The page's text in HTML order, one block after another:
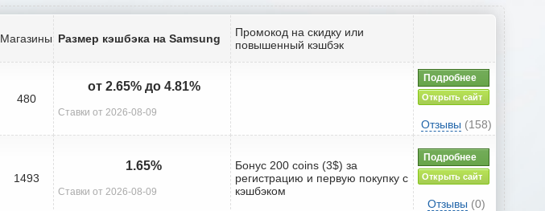
Магазины Размер кэшбэка на Samsung
Промокод на скидку или
повышенный кэшбэк
480
от 2.65% до 4.81%
Ставки от 2026-08-09
Подробнее
Открыть сайт
Отзывы (158)
1493
1.65%
Ставки от 2026-08-09
Бонус 200 coins (3$) за
регистрацию и первую покупку с
кэшбэком
Подробнее
Открыть сайт
Отзывы (0)